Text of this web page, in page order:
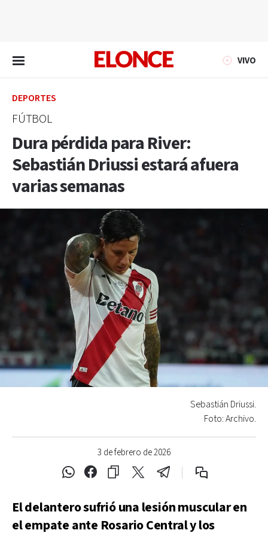
VIVO
DEPORTES
FÚTBOL
Dura pérdida para River:
Sebastián Driussi estará afuera
varias semanas
3 de febrero de 2026
Sebastián Driussi.
Foto: Archivo.
El delantero sufrió una lesión muscular en
el empate ante Rosario Central y los